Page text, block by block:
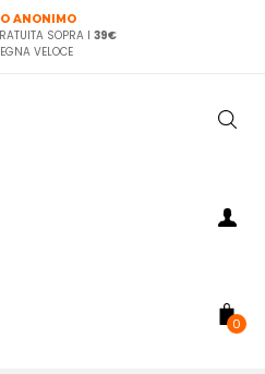
ANONIMO
SOPRA I 39€
VELOCE
0